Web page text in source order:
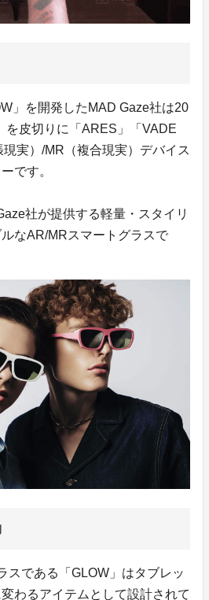
」を開発したMAD Gaze社は20
を皮切りに「ARES」「VADE
実）/MR（複合現実）デバイス
です。
社が提供する軽量・スタイリ
なAR/MRスマートグラスで
スである「GLOW」はタブレッ
わるアイテムとして設計されて